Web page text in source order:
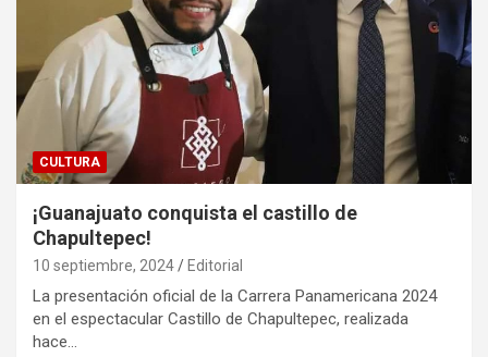
CULTURA
¡Guanajuato conquista el castillo de
Chapultepec!
10 septiembre, 2024 Editorial
La presentación oficial de la Carrera Panamericana 2024
en el espectacular Castillo de Chapultepec, realizada
hace…